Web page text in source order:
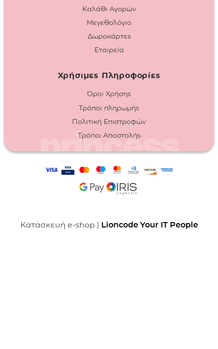
Καλάθι Αγορών
Μεγεθολόγιο
Δωροκάρτες
Εταιρεία
Χρήσιμες Πληροφορίες
Όροι Χρήσης
Τρόποι πληρωμής
Πολιτική Επιστροφών
Τρόποι Αποστολής
Κατασκευή e-shop | Lioncode Your IT People